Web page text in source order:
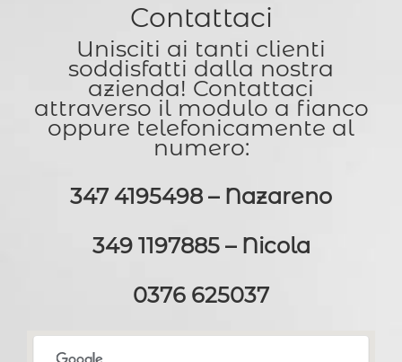
Contattaci
Unisciti ai tanti clienti
soddisfatti dalla nostra
azienda! Contattaci
attraverso il modulo a fianco
oppure telefonicamente al
numero:
347 4195498 – Nazareno
349 1197885 – Nicola
0376 625037